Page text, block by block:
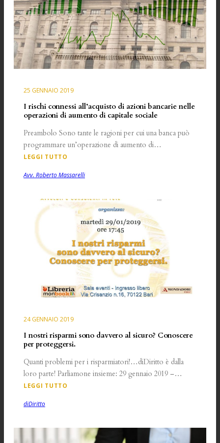
25 GENNAIO 2019
I rischi connessi all’acquisto di azioni bancarie nelle
operazioni di aumento di capitale sociale
Preambolo Sono tante le ragioni per cui una banca può
programmare un’operazione di aumento di…
LEGGI TUTTO
Avv. Roberto Massarelli
24 GENNAIO 2019
I nostri risparmi sono davvero al sicuro? Conoscere
per proteggersi.
Quanti problemi per i risparmiatori!…diDiritto è dalla
loro parte! Parliamone insieme: 29 gennaio 2019 –…
LEGGI TUTTO
diDiritto